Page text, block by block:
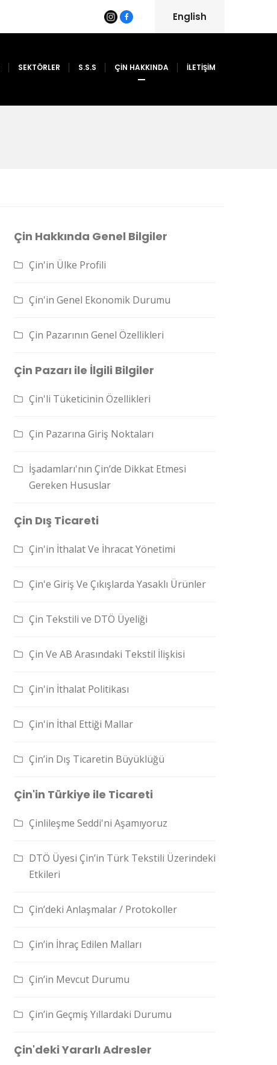
English
SEKTÖRLER S.S.S ÇİN HAKKINDA İLETİŞİM
Çin Hakkında Genel Bilgiler
Çin'in Ülke Profili
Çin'in Genel Ekonomik Durumu
Çin Pazarının Genel Özellikleri
Çin Pazarı ile İlgili Bilgiler
Çin'li Tüketicinin Özellikleri
Çin Pazarına Giriş Noktaları
İşadamları'nın Çin’de Dikkat Etmesi
Gereken Hususlar
Çin Dış Ticareti
Çin'in İthalat Ve İhracat Yönetimi
Çin'e Giriş Ve Çıkışlarda Yasaklı Ürünler
Çin Tekstili ve DTÖ Üyeliği
Çin Ve AB Arasındaki Tekstil İlişkisi
Çin'in İthalat Politikası
Çin'in İthal Ettiği Mallar
Çin’in Dış Ticaretin Büyüklüğü
Çin'in Türkiye ile Ticareti
Çinlileşme Seddi'ni Aşamıyoruz
DTÖ Üyesi Çin’in Türk Tekstili Üzerindeki
Etkileri
Çin’deki Anlaşmalar / Protokoller
Çin’in İhraç Edilen Malları
Çin’in Mevcut Durumu
Çin’in Geçmiş Yıllardaki Durumu
Çin'deki Yararlı Adresler